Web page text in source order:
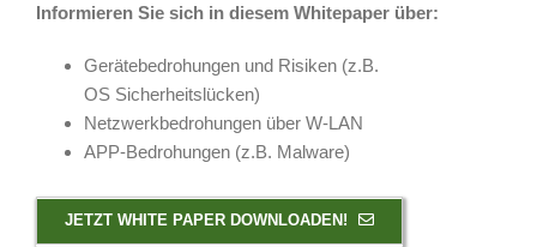
Informieren Sie sich in diesem Whitepaper über:
Gerätebedrohungen und Risiken (z.B.
OS Sicherheitslücken)
Netzwerkbedrohungen über W-LAN
APP-Bedrohungen (z.B. Malware)
JETZT WHITE PAPER DOWNLOADEN!